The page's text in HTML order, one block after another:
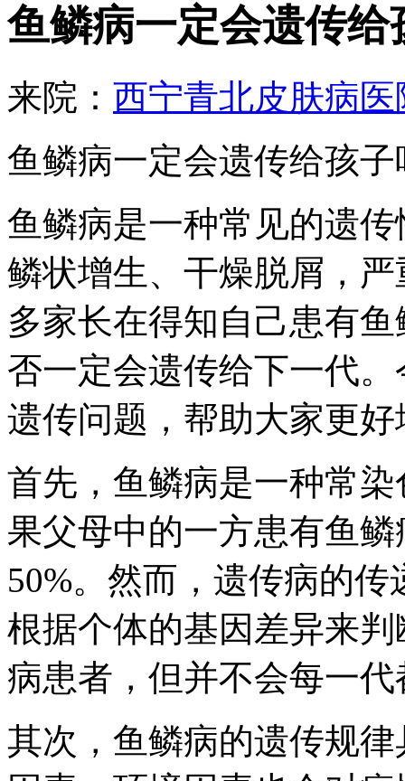
鱼鳞病一定会遗传
来院： 西宁青北皮肤病医
鱼鳞病一定会遗传给孩
鱼鳞病是一种常见的遗
鳞状增生、干燥脱屑，
多家长在得知自己患有
否一定会遗传给下一代
遗传问题，帮助大家更
首先，鱼鳞病是一种常
果父母中的一方患有鱼
50%。然而，遗传病的
根据个体的基因差异来
病患者，但并不会每一
其次，鱼鳞病的遗传规